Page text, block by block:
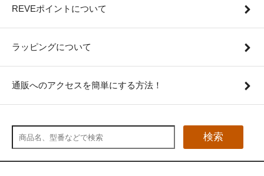
REVEポイントについて
ラッピングについて
通販へのアクセスを簡単にする方法！
検索